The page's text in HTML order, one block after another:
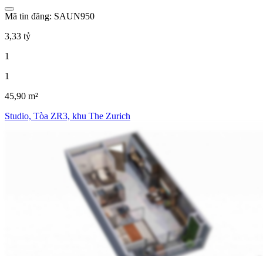
Mã tin đăng: SAUN950
3,33 tỷ
1
1
45,90 m²
Studio, Tòa ZR3, khu The Zurich